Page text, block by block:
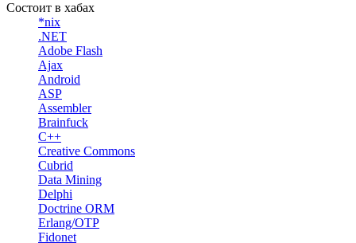
Состоит в хабах
*nix
.NET
Adobe Flash
Ajax
Android
ASP
Assembler
Brainfuck
C++
Creative Commons
Cubrid
Data Mining
Delphi
Doctrine ORM
Erlang/OTP
Fidonet